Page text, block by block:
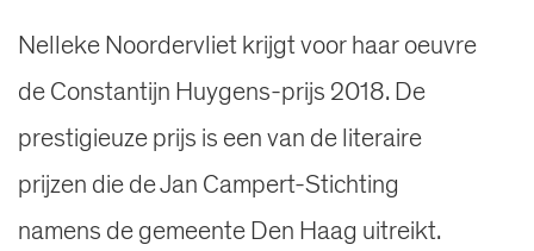
Nelleke Noordervliet krijgt voor haar oeuvre
de Constantijn Huygens-prijs 2018. De
prestigieuze prijs is een van de literaire
prijzen die de Jan Campert-Stichting
namens de gemeente Den Haag uitreikt.